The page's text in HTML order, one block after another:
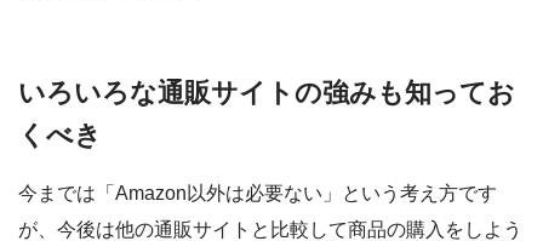
いろいろな通販サイトの強みも知ってお
くべき
今までは「Amazon以外は必要ない」という考え方です
が、今後は他の通販サイトと比較して商品の購入をしよう